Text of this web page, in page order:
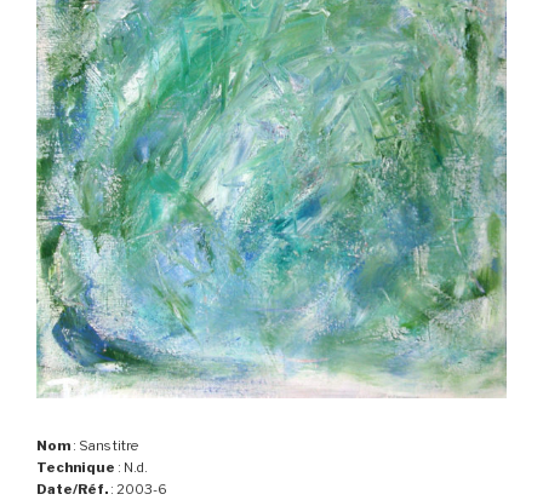
Nom : Sans titre
Technique : N.d.
Date/Réf. : 2003-6